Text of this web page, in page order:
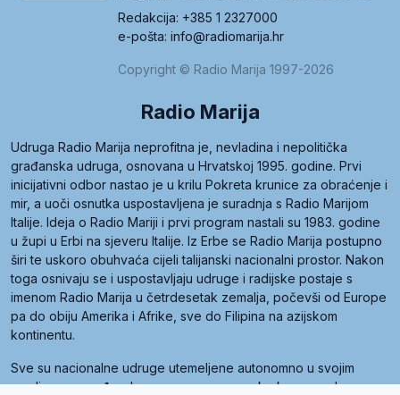
Redakcija: +385 1 2327000
e-pošta: info@radiomarija.hr
Copyright © Radio Marija 1997-2026
Radio Marija
Udruga Radio Marija neprofitna je, nevladina i nepolitička
građanska udruga, osnovana u Hrvatskoj 1995. godine. Prvi
inicijativni odbor nastao je u krilu Pokreta krunice za obraćenje i
mir, a uoči osnutka uspostavljena je suradnja s Radio Marijom
Italije. Ideja o Radio Mariji i prvi program nastali su 1983. godine
u župi u Erbi na sjeveru Italije. Iz Erbe se Radio Marija postupno
širi te uskoro obuhvaća cijeli talijanski nacionalni prostor. Nakon
toga osnivaju se i uspostavljaju udruge i radijske postaje s
imenom Radio Marija u četrdesetak zemalja, počevši od Europe
pa do obiju Amerika i Afrike, sve do Filipina na azijskom
kontinentu.
Sve su nacionalne udruge utemeljene autonomno u svojim
zemljama, a međusobna su povezane preko krovne udruge